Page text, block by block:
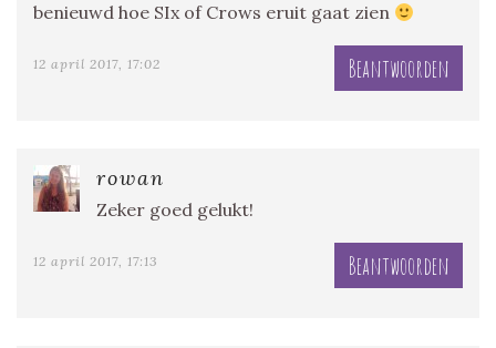
benieuwd hoe SIx of Crows eruit gaat zien
12 april 2017, 17:02 Beantwoorden
rowan
Zeker goed gelukt!
12 april 2017, 17:13 Beantwoorden